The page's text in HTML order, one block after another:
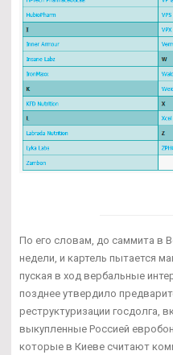
По его словам, до саммита в
недели, и картель пытается
пуская в ход вербальные
позднее утвердило
реструктуризации госдолга,
выкупленные Россией
которые в Киеве считают